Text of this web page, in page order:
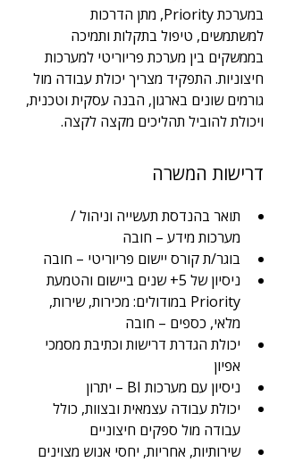
במערכת Priority, מתן הדרכות
למשתמשים, טיפול בתקלות ותמיכה
בממשקים בין מערכת פריוריטי למערכות
חיצוניות. התפקיד מצריך יכולת עבודה מול
גורמים שונים בארגון, הבנה עסקית וטכנית,
ויכולת להוביל תהליכים מקצה לקצה.
דרישות המשרה
תואר בהנדסת תעשייה וניהול /
מערכות מידע – חובה
בוגר/ת קורס יישום פריוריטי – חובה
ניסיון של 5+ שנים ביישום והטמעת
Priority במודולים: מכירות, שירות,
מלאי, כספים – חובה
יכולת הגדרת דרישות וכתיבת מסמכי
אפיון
ניסיון עם מערכות BI – יתרון
יכולת עבודה עצמאית ובצוות, כולל
עבודה מול ספקים חיצוניים
שירותיות, אחריות, יחסי אנוש מצוינים